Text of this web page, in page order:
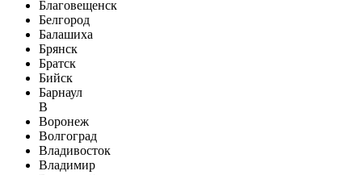
Благовещенск
Белгород
Балашиха
Брянск
Братск
Бийск
Барнаул
В
Воронеж
Волгоград
Владивосток
Владимир